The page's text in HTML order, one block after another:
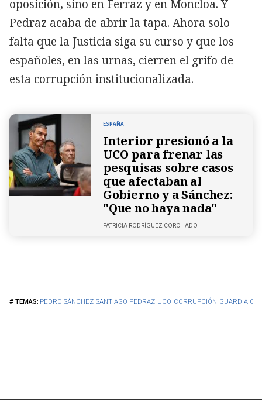
PEDRO SÁNCHEZ SANTIAGO PEDRAZ UCO CORRUPCIÓN GUARDIA
oposición, sino en Ferraz y en Moncloa. Y
Pedraz acaba de abrir la tapa. Ahora solo
falta que la Justicia siga su curso y que los
españoles, en las urnas, cierren el grifo de
esta corrupción institucionalizada.
ESPAÑA
Interior presionó a la
UCO para frenar las
pesquisas sobre casos
que afectaban al
Gobierno y a Sánchez:
"Que no haya nada"
PATRICIA RODRÍGUEZ CORCHADO